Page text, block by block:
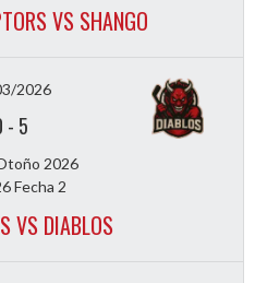
VS SHANGO
2026
- 5
2026
Fecha 2
VS DIABLOS